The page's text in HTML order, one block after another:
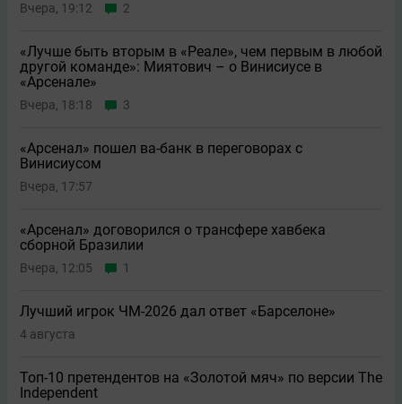
Вчера, 19:12 2
«Лучше быть вторым в «Реале», чем первым в любой
другой команде»: Миятович – о Винисиусе в
«Арсенале»
Вчера, 18:18 3
«Арсенал» пошел ва-банк в переговорах с
Винисиусом
Вчера, 17:57
«Арсенал» договорился о трансфере хавбека
сборной Бразилии
Вчера, 12:05 1
Лучший игрок ЧМ-2026 дал ответ «Барселоне»
4 августа
Топ-10 претендентов на «Золотой мяч» по версии The
Independent